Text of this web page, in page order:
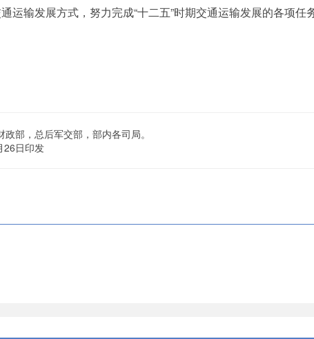
运输发展方式，努力完成“十二五”时期交通运输发展的各项任
部，总后军交部，部内各司局。
日印发